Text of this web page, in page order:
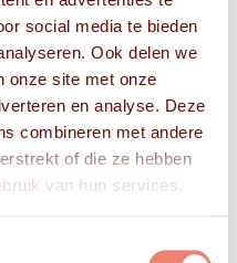
social media te bieden
Ook delen we
onze site met onze
en analyse. Deze
combineren met andere
of die ze hebben
van hun services.